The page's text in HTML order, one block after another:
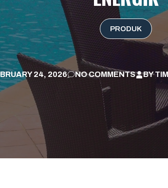
PRODUK
24, 2026 NO COMMENTS BY